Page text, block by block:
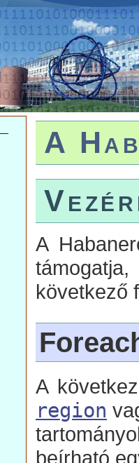
A
A
következő
A
region
beírható